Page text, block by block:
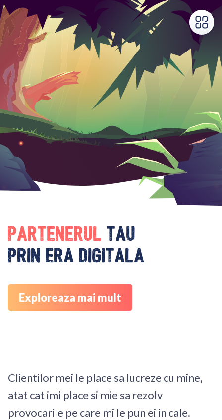
Partenerul tau
prin era digitala
Exploreaza mai mult
Clientilor mei le place sa lucreze cu mine,
atat cat imi place si mie sa rezolv
provocarile pe care mi le pun ei in cale.